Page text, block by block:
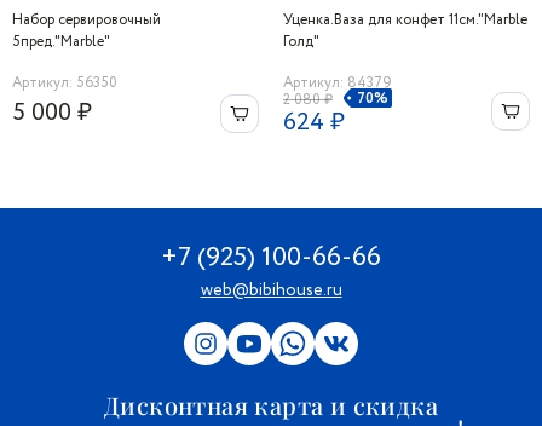
Набор сервировочный
5пред."Marble"
Артикул: 56350
5 000 ₽
Уценка.Ваза для конфет 11см."Marble
Голд"
Артикул: 84379
2 080 ₽
70%
624 ₽
+7 (925) 100-66-66
web@bibihouse.ru
Дисконтная карта и скидка